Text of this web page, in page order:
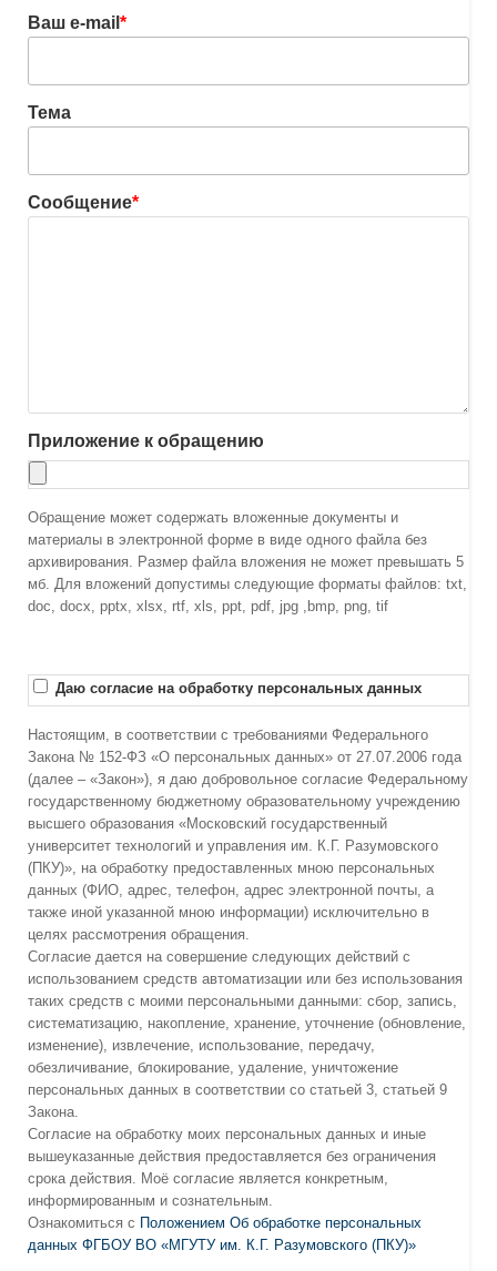
Ваш e-mail *
Тема
Сообщение*
Приложение к обращению
Обращение может содержать вложенные документы и
материалы в электронной форме в виде одного файла без
архивирования. Размер файла вложения не может превышать 5
мб. Для вложений допустимы следующие форматы файлов: txt,
doc, docx, pptx, xlsx, rtf, xls, ppt, pdf, jpg ,bmp, png, tif
Даю согласие на обработку персональных данных
Настоящим, в соответствии с требованиями Федерального
Закона № 152-ФЗ «О персональных данных» от 27.07.2006 года
(далее – «Закон»), я даю добровольное согласие Федеральному
государственному бюджетному образовательному учреждению
высшего образования «Московский государственный
университет технологий и управления им. К.Г. Разумовского
(ПКУ)», на обработку предоставленных мною персональных
данных (ФИО, адрес, телефон, адрес электронной почты, а
также иной указанной мною информации) исключительно в
целях рассмотрения обращения.
Согласие дается на совершение следующих действий с
использованием средств автоматизации или без использования
таких средств с моими персональными данными: сбор, запись,
систематизацию, накопление, хранение, уточнение (обновление,
изменение), извлечение, использование, передачу,
обезличивание, блокирование, удаление, уничтожение
персональных данных в соответствии со статьей 3, статьей 9
Закона.
Согласие на обработку моих персональных данных и иные
вышеуказанные действия предоставляется без ограничения
срока действия. Моё согласие является конкретным,
информированным и сознательным.
Ознакомиться с Положением Об обработке персональных
данных ФГБОУ ВО «МГУТУ им. К.Г. Разумовского (ПКУ)»